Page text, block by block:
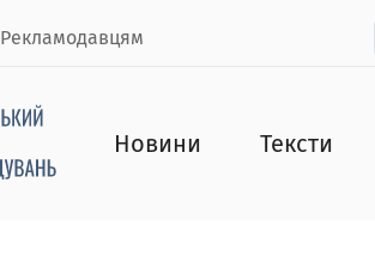
Рекламодавцям
Новини Тексти